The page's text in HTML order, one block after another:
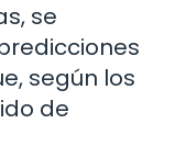
se
según los
de